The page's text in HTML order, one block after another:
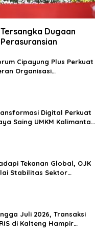
Dugaan
Cipayung Plus Perkuat
Organisasi
Digital Perkuat
Saing UMKM Kalimantan
Tekanan Global, OJK
Stabilitas Sektor
Juli 2026, Transaksi
di Kalteng Hampir